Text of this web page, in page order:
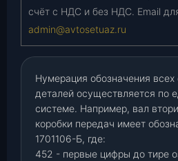
счёт с НДС и без НДС. Email
admin@avtosetuaz.ru
Нумерация обозначения
деталей осуществляется по
системе. Например, вал
коробки передач имеет
1701106-Б, где:
452 - первые цифры до тире